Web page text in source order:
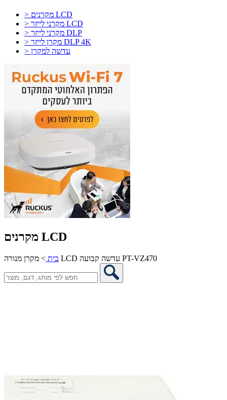
> מקרנים LCD
> מקרני לייזר LCD
> מקרני לייזר DLP
> מקרן לייזר DLP 4K
> עדשה למקרן
מקרנים LCD
בית > מקרן מנורה LCD עדשה קבועה PT-VZ470